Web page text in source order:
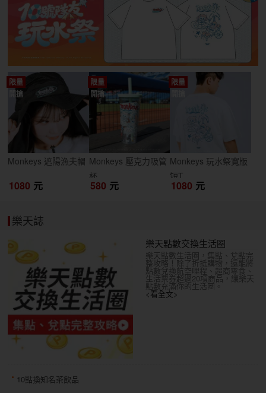
Monkeys 遮陽漁夫帽
1080 元
限量
開搶
Monkeys 壓克力吸管
杯
580 元
限量
開搶
Monkeys 玩水祭寬版
短T
1080 元
限量
樂天誌
樂天點數交換生活圈
樂天點數生活圈，集點、兌點完
整攻略！除了折抵購物，還能將
點數兌換航空哩程、超商零食、
生活票券超過20項商品，讓樂天
點數充滿你的生活圈。
<看全文>
10點換知名茶飲品